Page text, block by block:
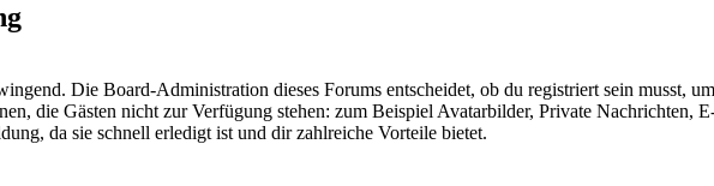
Die Board-Administration dieses Forums entscheidet, ob du registriert sein musst,
die Gästen nicht zur Verfügung stehen: zum Beispiel Avatarbilder, Private Nachrichten,
da sie schnell erledigt ist und dir zahlreiche Vorteile bietet.